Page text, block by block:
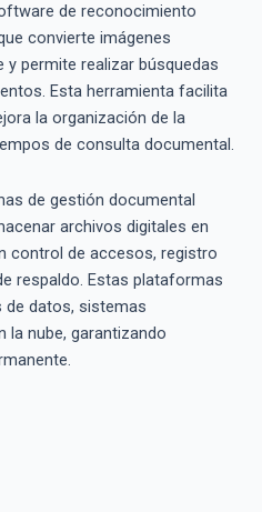
de reconocimiento
convierte imágenes
permite realizar búsquedas
Esta herramienta facilita
la organización de la
de consulta documental.
de gestión documental
archivos digitales en
control de accesos, registro
respaldo. Estas plataformas
de datos, sistemas
la nube, garantizando